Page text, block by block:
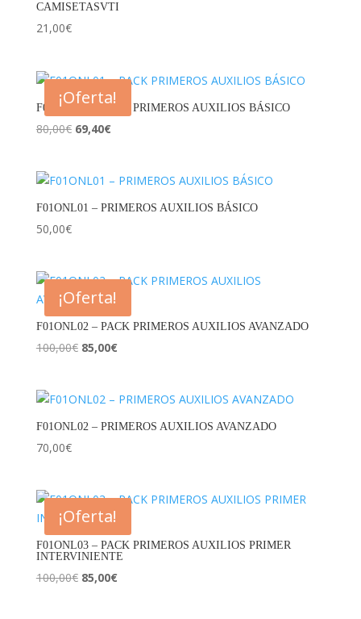
CAMISETASVTI
21,00€
¡Oferta!
F01ONL01 – PACK PRIMEROS AUXILIOS BÁSICO
80,00€ El
era:
80,00€.
69,40€El
es:
69,40€.
F01ONL01 – PRIMEROS AUXILIOS BÁSICO
50,00€
¡Oferta!
F01ONL02 – PACK PRIMEROS AUXILIOS AVANZADO
100,00€ El
era:
100,00€.
85,00€El
es:
85,00€.
F01ONL02 – PRIMEROS AUXILIOS AVANZADO
70,00€
¡Oferta!
F01ONL03 – PACK PRIMEROS AUXILIOS PRIMER
INTERVINIENTE
100,00€ El
85,00€El